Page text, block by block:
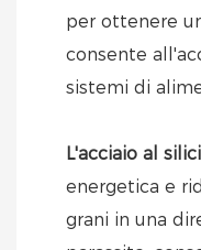
per ottenere
consente
sistemi di
L'acciaio al
energetica e
grani in una